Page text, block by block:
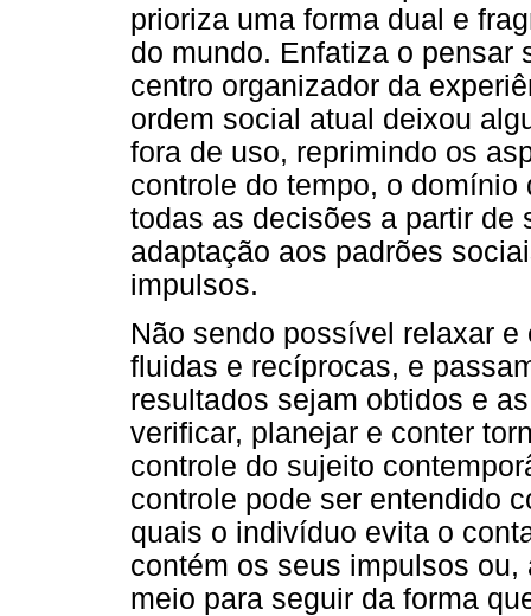
prioriza uma forma dual e
do mundo. Enfatiza o pensar
centro organizador da
ordem social atual deixou
fora de uso, reprimindo os
controle do tempo, o
todas as decisões a partir de
adaptação aos padrões
impulsos.
Não sendo possível relaxar
fluidas e recíprocas, e
resultados sejam obtidos e
verificar, planejar e conter
controle do sujeito
controle pode ser entendido
quais o indivíduo evita o
contém os seus impulsos
meio para seguir da forma